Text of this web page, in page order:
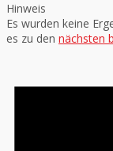
Hinweis
Es wurden keine
es zu den nächsten